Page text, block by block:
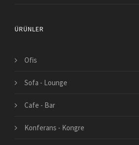
ÜRÜNLER
Ofis
Sofa - Lounge
Cafe - Bar
Konferans - Kongre